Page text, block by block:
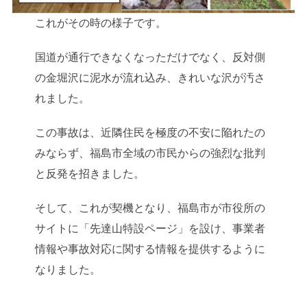
これがその時の様子です。
国道が通行できなくなっただけでなく、反対側
の金堀沢に泥水が流れ込み、きれいな沢が汚さ
れました。
この事故は、近隣住民を極度の不安に陥れたの
みならず、福島市全域の市民からの強烈な批判
と反発を招きました。
そして、これが契機となり、福島市が市役所の
サイトに「先達山特設ページ」を設け、事業者
情報や事故対応に関する情報を提供するように
なりました。